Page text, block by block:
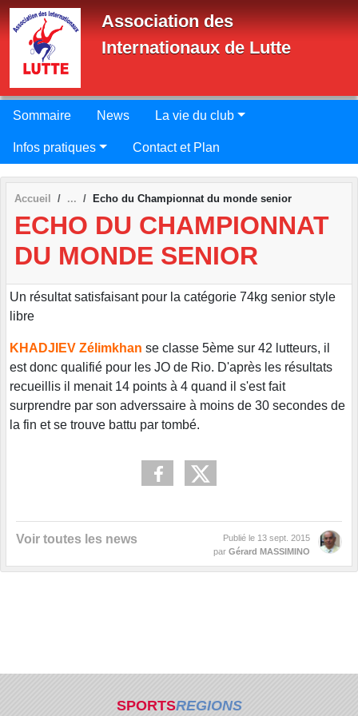
Association des
Internationaux de Lutte
Sommaire News La vie du club
Infos pratiques Contact et Plan
Accueil Echo du Championnat du monde senior
ECHO DU CHAMPIONNAT
DU MONDE SENIOR
Un résultat satisfaisant pour la catégorie 74kg senior style
libre
KHADJIEV Zélimkhan se classe 5ème sur 42 lutteurs, il
est donc qualifié pour les JO de Rio. D'après les résultats
recueillis il menait 14 points à 4 quand il s'est fait
surprendre par son adverssaire à moins de 30 secondes de
la fin et se trouve battu par tombé.
Voir toutes les news Publié le 13 sept. 2015
par Gérard MASSIMINO
SPORTSREGIONS
Panneau de gestion des cookies